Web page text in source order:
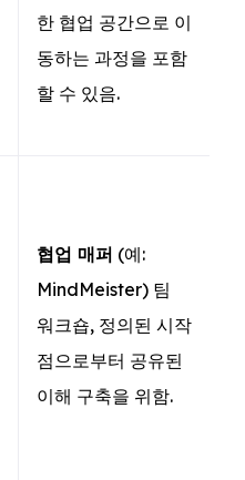
한 협업 공간으로 이
동하는 과정을 포함
할 수 있음.
협업 매퍼 (예:
MindMeister) 팀
워크숍, 정의된 시작
점으로부터 공유된
이해 구축을 위함.